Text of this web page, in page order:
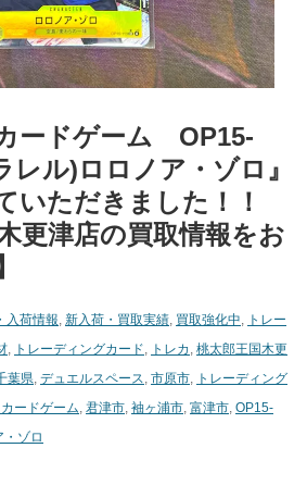
ードゲーム OP15-
レル)ロロノア・ゾロ』
いただきました！！
更津店の買取情報をお
入荷情報 新入荷・買取実績 買取強化中
トレー
トレーディングカード トレカ 桃太郎王国木更
葉県 デュエルスペース 市原市
トレーディング
ードゲーム 君津市 袖ヶ浦市 富津市 OP15-
ゾロ